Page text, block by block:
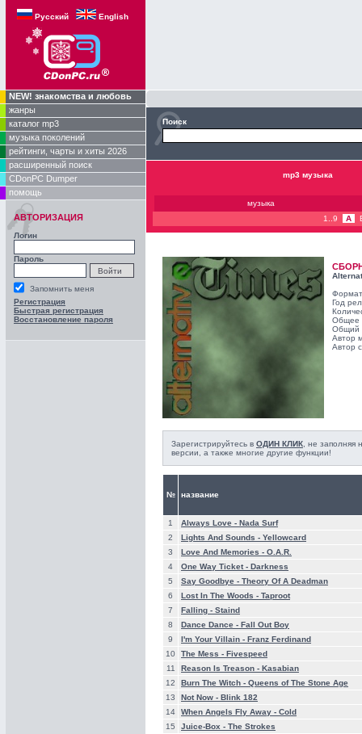
Русский English
NEW! знакомства и любовь
жанры
каталог mp3
музыка поколений
рейтинги, чарты и хиты 2026
расширенный поиск
CDonPC Dumper
помощь
АВТОРИЗАЦИЯ
Логин
Пароль
Запомнить меня
Регистрация
Быстрая регистрация
Восстановление пароля
Поиск
mp3 музыка
музыка
1..9
A
Год
Общее
Общий
Автор
Автор
Зарегистрируйтесь в ОДИН КЛИК , не
версии, а также многие другие функции!
№ название
1 Always Love - Nada Surf
2
Lights And Sounds - Yellowcard
3
Love And Memories - O.A.R.
4
One Way Ticket - Darkness
5
Say Goodbye - Theory Of A Deadman
6
Lost In The Woods - Taproot
7
Falling - Staind
8
Dance Dance - Fall Out Boy
9
I'm Your Villain - Franz Ferdinand
10
The Mess - Fivespeed
11
Reason Is Treason - Kasabian
12
Burn The Witch - Queens of The Stone Age
13
Not Now - Blink 182
14
When Angels Fly Away - Cold
15
Juice-Box - The Strokes